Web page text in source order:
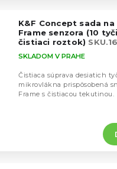
K&F Concept sada
Frame senzora (10
čistiaci roztok)
SKLADOM V PRAHE
Čistiaca súprava desiatich
mikrovlákna prispôsobená
Frame s čistiacou tekutinou.